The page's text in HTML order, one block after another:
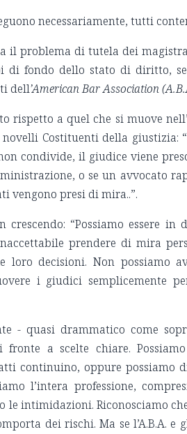
necessariamente, tutti
il problema di tutela dei
di fondo dello stato di diritto,
dell’American Bar Association
rispetto a quel che si muove
Costituenti della giustizia:
condivide, il giudice viene
o se un avvocato
vengono presi di mira..”.
“Possiamo essere in
prendere di mira
loro decisioni. Non
i giudici semplicemente
- quasi drammatico come
fronte a scelte chiare.
continuino, oppure
l’intera professione,
le intimidazioni. Riconosciamo
dei rischi. Ma se l’A.B.A.